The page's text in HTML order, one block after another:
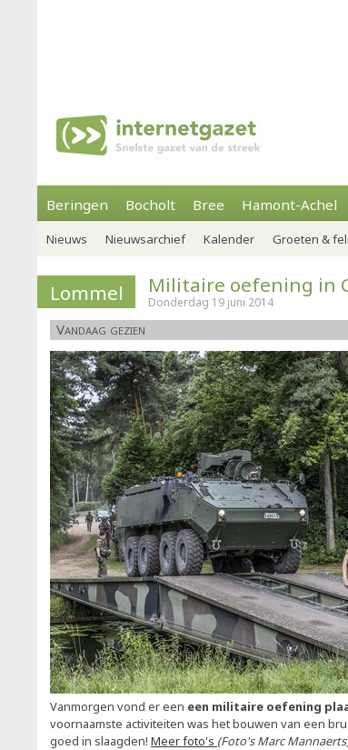
Beringen Bocholt Bree Hamont-Achel
Nieuws Nieuwsarchief Kalender Groeten &
Lommel Militaire oefening in
Donderdag 19 juni 2014
Vandaag gezien
Vanmorgen vond er een een militaire oefening
voornaamste activiteiten was het bouwen van een
goed in slaagden! Meer foto's (Foto's Marc